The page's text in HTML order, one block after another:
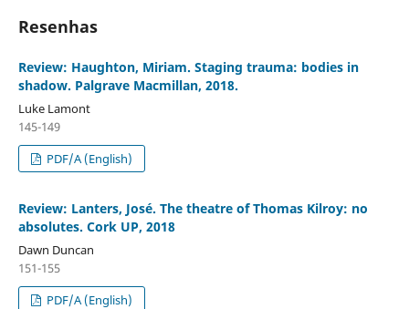
Resenhas
Review: Haughton, Miriam. Staging trauma: bodies in
shadow. Palgrave Macmillan, 2018.
Luke Lamont
145-149
PDF/A (English)
Review: Lanters, José. The theatre of Thomas Kilroy: no
absolutes. Cork UP, 2018
Dawn Duncan
151-155
PDF/A (English)